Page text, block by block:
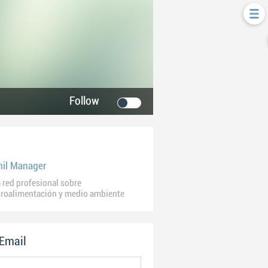
Follow
Manager
red profesional sobre
y medio ambiente